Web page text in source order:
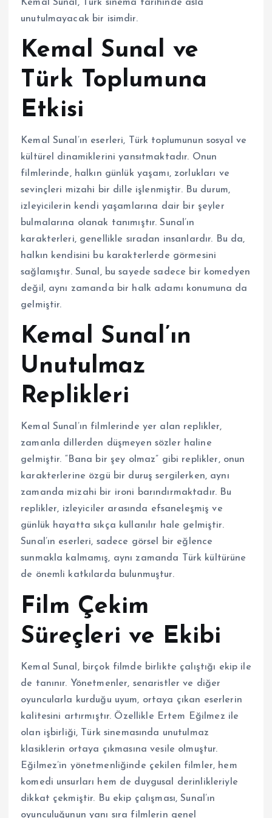
Kemal Sunal, Türk sinema tarihinde asla
unutulmayacak bir isimdir.
Kemal Sunal ve
Türk Toplumuna
Etkisi
Kemal Sunal’ın eserleri, Türk toplumunun sosyal ve
kültürel dinamiklerini yansıtmaktadır. Onun
filmlerinde, halkın günlük yaşamı, zorlukları ve
sevinçleri mizahi bir dille işlenmiştir. Bu durum,
izleyicilerin kendi yaşamlarına dair bir şeyler
bulmalarına olanak tanımıştır. Sunal’ın
karakterleri, genellikle sıradan insanlardır. Bu da,
halkın kendisini bu karakterlerde görmesini
sağlamıştır. Sunal, bu sayede sadece bir komedyen
değil, aynı zamanda bir halk adamı konumuna da
gelmiştir.
Kemal Sunal’ın
Unutulmaz
Replikleri
Kemal Sunal’ın filmlerinde yer alan replikler,
zamanla dillerden düşmeyen sözler haline
gelmiştir. “Bana bir şey olmaz” gibi replikler, onun
karakterlerine özgü bir duruş sergilerken, aynı
zamanda mizahi bir ironi barındırmaktadır. Bu
replikler, izleyiciler arasında efsaneleşmiş ve
günlük hayatta sıkça kullanılır hale gelmiştir.
Sunal’ın eserleri, sadece görsel bir eğlence
sunmakla kalmamış, aynı zamanda Türk kültürüne
de önemli katkılarda bulunmuştur.
Film Çekim
Süreçleri ve Ekibi
Kemal Sunal, birçok filmde birlikte çalıştığı ekip ile
de tanınır. Yönetmenler, senaristler ve diğer
oyuncularla kurduğu uyum, ortaya çıkan eserlerin
kalitesini artırmıştır. Özellikle Ertem Eğilmez ile
olan işbirliği, Türk sinemasında unutulmaz
klasiklerin ortaya çıkmasına vesile olmuştur.
Eğilmez’in yönetmenliğinde çekilen filmler, hem
komedi unsurları hem de duygusal derinlikleriyle
dikkat çekmiştir. Bu ekip çalışması, Sunal’ın
oyunculuğunun yanı sıra filmlerin genel